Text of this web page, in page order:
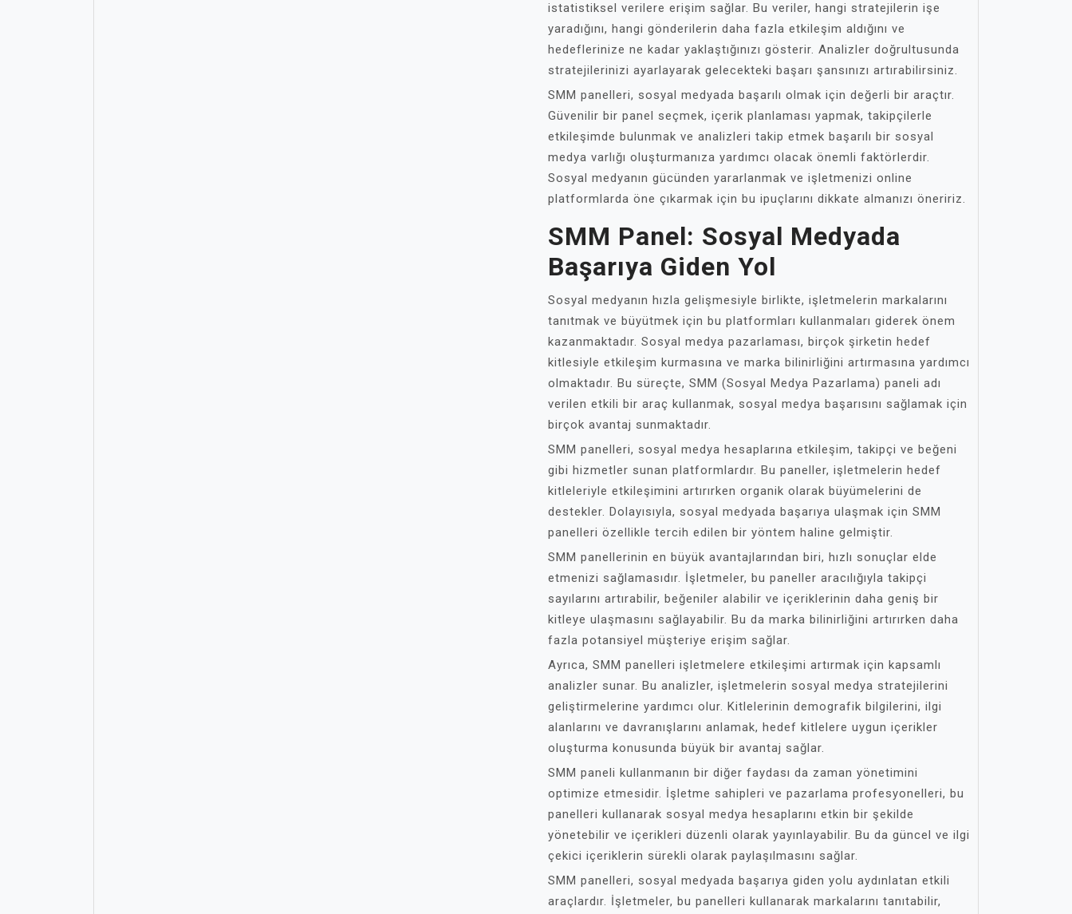
istatistiksel verilere erişim sağlar. Bu veriler, hangi stratejilerin işe
yaradığını, hangi gönderilerin daha fazla etkileşim aldığını ve
hedeflerinize ne kadar yaklaştığınızı gösterir. Analizler doğrultusunda
stratejilerinizi ayarlayarak gelecekteki başarı şansınızı artırabilirsiniz.
SMM panelleri, sosyal medyada başarılı olmak için değerli bir araçtır.
Güvenilir bir panel seçmek, içerik planlaması yapmak, takipçilerle
etkileşimde bulunmak ve analizleri takip etmek başarılı bir sosyal
medya varlığı oluşturmanıza yardımcı olacak önemli faktörlerdir.
Sosyal medyanın gücünden yararlanmak ve işletmenizi online
platformlarda öne çıkarmak için bu ipuçlarını dikkate almanızı öneririz.
SMM Panel: Sosyal Medyada
Başarıya Giden Yol
Sosyal medyanın hızla gelişmesiyle birlikte, işletmelerin markalarını
tanıtmak ve büyütmek için bu platformları kullanmaları giderek önem
kazanmaktadır. Sosyal medya pazarlaması, birçok şirketin hedef
kitlesiyle etkileşim kurmasına ve marka bilinirliğini artırmasına yardımcı
olmaktadır. Bu süreçte, SMM (Sosyal Medya Pazarlama) paneli adı
verilen etkili bir araç kullanmak, sosyal medya başarısını sağlamak için
birçok avantaj sunmaktadır.
SMM panelleri, sosyal medya hesaplarına etkileşim, takipçi ve beğeni
gibi hizmetler sunan platformlardır. Bu paneller, işletmelerin hedef
kitleleriyle etkileşimini artırırken organik olarak büyümelerini de
destekler. Dolayısıyla, sosyal medyada başarıya ulaşmak için SMM
panelleri özellikle tercih edilen bir yöntem haline gelmiştir.
SMM panellerinin en büyük avantajlarından biri, hızlı sonuçlar elde
etmenizi sağlamasıdır. İşletmeler, bu paneller aracılığıyla takipçi
sayılarını artırabilir, beğeniler alabilir ve içeriklerinin daha geniş bir
kitleye ulaşmasını sağlayabilir. Bu da marka bilinirliğini artırırken daha
fazla potansiyel müşteriye erişim sağlar.
Ayrıca, SMM panelleri işletmelere etkileşimi artırmak için kapsamlı
analizler sunar. Bu analizler, işletmelerin sosyal medya stratejilerini
geliştirmelerine yardımcı olur. Kitlelerinin demografik bilgilerini, ilgi
alanlarını ve davranışlarını anlamak, hedef kitlelere uygun içerikler
oluşturma konusunda büyük bir avantaj sağlar.
SMM paneli kullanmanın bir diğer faydası da zaman yönetimini
optimize etmesidir. İşletme sahipleri ve pazarlama profesyonelleri, bu
panelleri kullanarak sosyal medya hesaplarını etkin bir şekilde
yönetebilir ve içerikleri düzenli olarak yayınlayabilir. Bu da güncel ve ilgi
çekici içeriklerin sürekli olarak paylaşılmasını sağlar.
SMM panelleri, sosyal medyada başarıya giden yolu aydınlatan etkili
araçlardır. İşletmeler, bu panelleri kullanarak markalarını tanıtabilir,